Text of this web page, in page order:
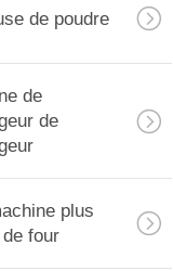
de poudre
de
de
plus
four